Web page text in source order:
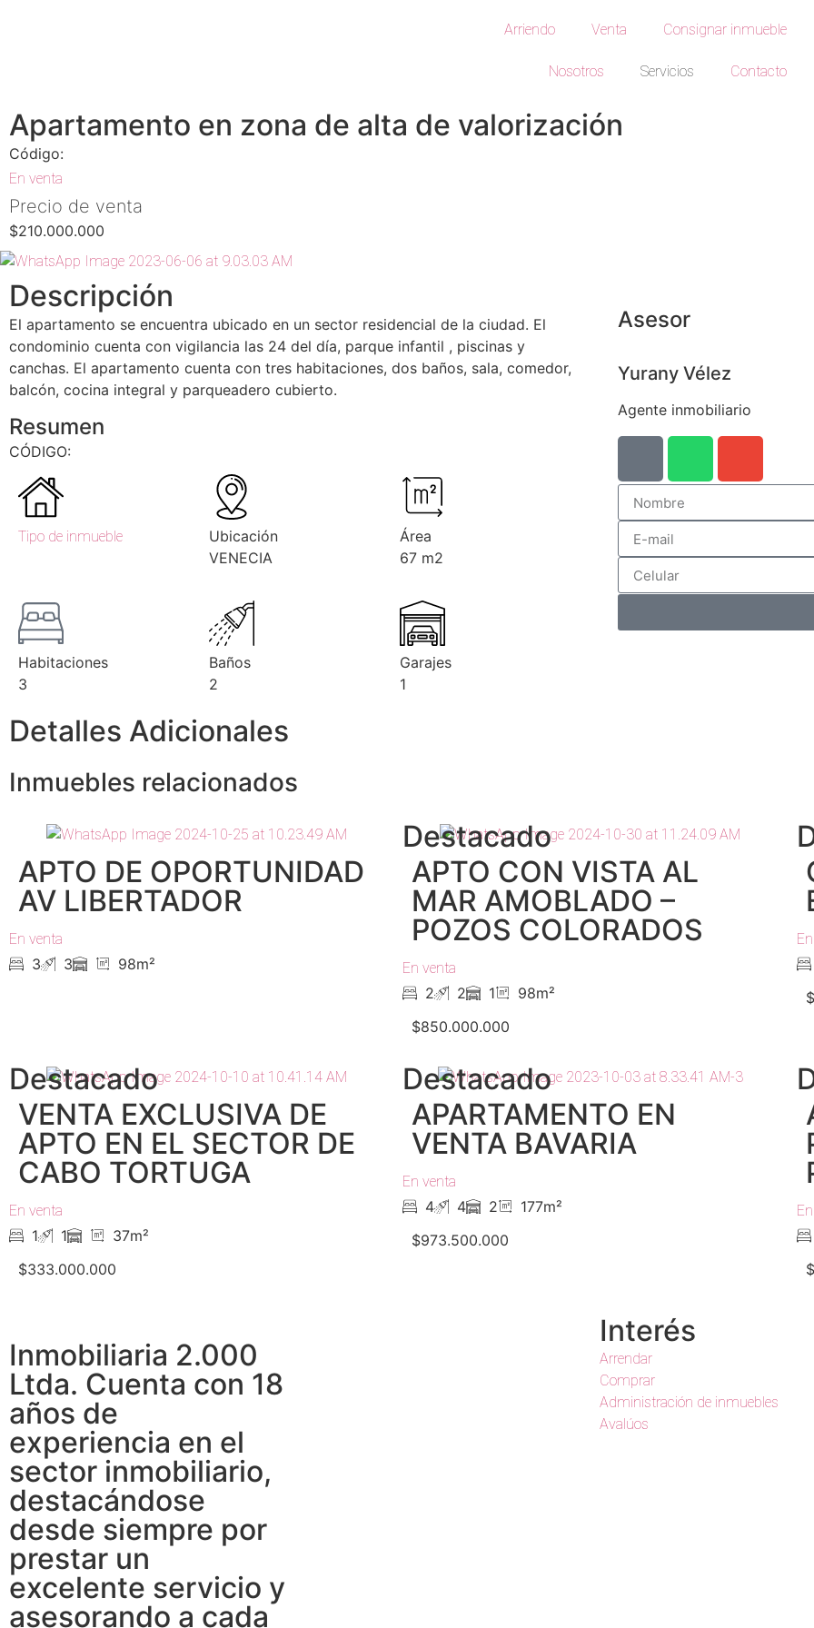
Arriendo Venta Consignar inmueble
Nosotros Servicios Contacto
Apartamento en zona de alta de valorización
Código:
En venta
Precio de venta
$210.000.000
Descripción
El apartamento se encuentra ubicado en un sector residencial de la ciudad. El
condominio cuenta con vigilancia las 24 del día, parque infantil , piscinas y
canchas. El apartamento cuenta con tres habitaciones, dos baños, sala, comedor,
balcón, cocina integral y parqueadero cubierto.
Resumen
CÓDIGO:
Tipo de inmueble
Ubicación
VENECIA
Área
67 m2
Habitaciones
3
Baños
2
Garajes
1
Detalles Adicionales
Asesor
Yurany Vélez
Agente inmobiliario
Inmuebles relacionados
APTO DE OPORTUNIDAD
AV LIBERTADOR
En venta
3 3 98m²
APTO CON VISTA AL
MAR AMOBLADO –
POZOS COLORADOS
En venta
2 2 1
98m²
$850.000.000
Destacado
VENTA EXCLUSIVA DE
APTO EN EL SECTOR DE
CABO TORTUGA
En venta
1 1
37m²
$333.000.000
Destacado
APARTAMENTO EN
VENTA BAVARIA
En venta
4 4 2
177m²
$973.500.000
Destacado
Inmobiliaria 2.000
Ltda. Cuenta con 18
años de
experiencia en el
sector inmobiliario,
destacándose
desde siempre por
prestar un
excelente servicio y
asesorando a cada
Interés
Arrendar
Comprar
Administración de inmuebles
Avalúos